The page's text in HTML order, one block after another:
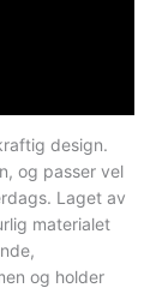
design.
og passer vel
Laget av
materialet
og holder